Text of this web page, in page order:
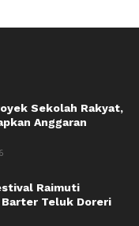
Sekolah Rakyat,
Anggaran
Raimuti
Teluk Doreri